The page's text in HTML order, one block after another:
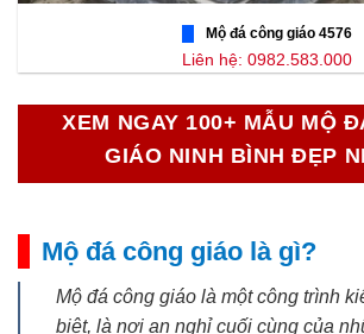
Mộ đá công giáo 4576
Liên hệ: 0982.583.000
XEM NGAY 100+ MẪU MỘ
GIÁO NINH BÌNH ĐẸP
Mộ đá công giáo là gì?
Mộ đá công giáo là một công trình
biệt, là nơi an nghỉ cuối cùng của